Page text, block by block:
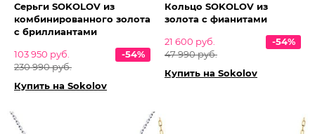
Серьги SOKOLOV из
комбинированного золота
с бриллиантами
103 950 руб.
230 990 руб.
-54%
Купить на Sokolov
Кольцо SOKOLOV из
золота с фианитами
21 600 руб.
47 990 руб.
-54%
Купить на Sokolov